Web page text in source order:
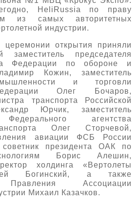
«Крокус Экспо»
Крокус Экспо
HeliRussia по праву
из самых авторитетных
индустрии.
церемонии открытия приняли
заместитель председателя
Федерации по обороне и
Кожин, заместитель
и торговли
Олег Бочаров,
транспорта Российской
Юрчик, заместитель
агентства
Олег Сторчевой,
авиации ФСБ России
президента ОАК по
Борис Алешин,
холдинга «Вертолеты
Богинский, а также
Правления Ассоциации
Михаил Казачков.